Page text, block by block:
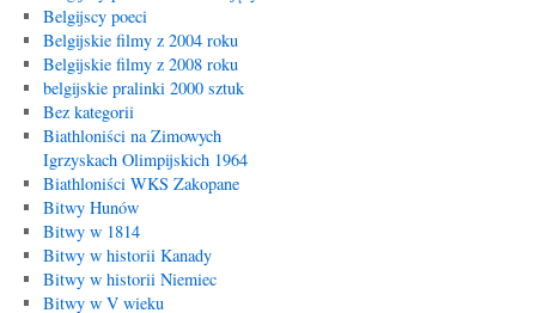
Belgijscy poeci
Belgijskie filmy z 2004 roku
Belgijskie filmy z 2008 roku
belgijskie pralinki 2000 sztuk
Bez kategorii
Biathloniści na Zimowych
Igrzyskach Olimpijskich 1964
Biathloniści WKS Zakopane
Bitwy Hunów
Bitwy w 1814
Bitwy w historii Kanady
Bitwy w historii Niemiec
Bitwy w V wieku